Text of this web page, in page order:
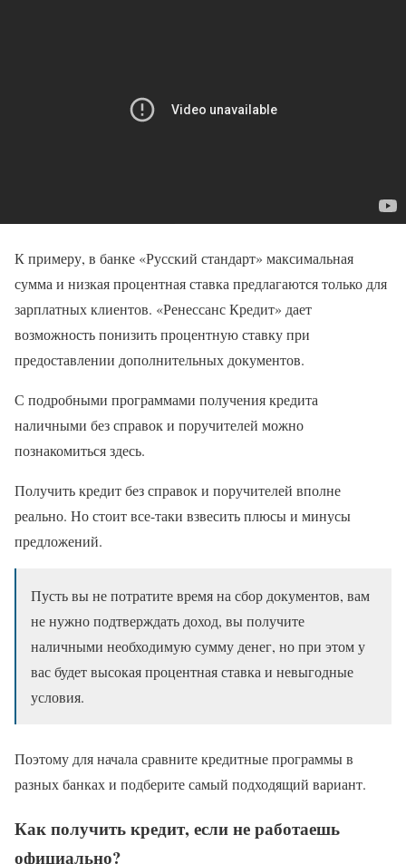
К примеру, в банке «Русский стандарт» максимальная
сумма и низкая процентная ставка предлагаются только для
зарплатных клиентов. «Ренессанс Кредит» дает
возможность понизить процентную ставку при
предоставлении дополнительных документов.
С подробными программами получения кредита
наличными без справок и поручителей можно
познакомиться здесь.
Получить кредит без справок и поручителей вполне
реально. Но стоит все-таки взвесить плюсы и минусы
предложений.
Пусть вы не потратите время на сбор документов, вам
не нужно подтверждать доход, вы получите
наличными необходимую сумму денег, но при этом у
вас будет высокая процентная ставка и невыгодные
условия.
Поэтому для начала сравните кредитные программы в
разных банках и подберите самый подходящий вариант.
Как получить кредит, если не работаешь
официально?